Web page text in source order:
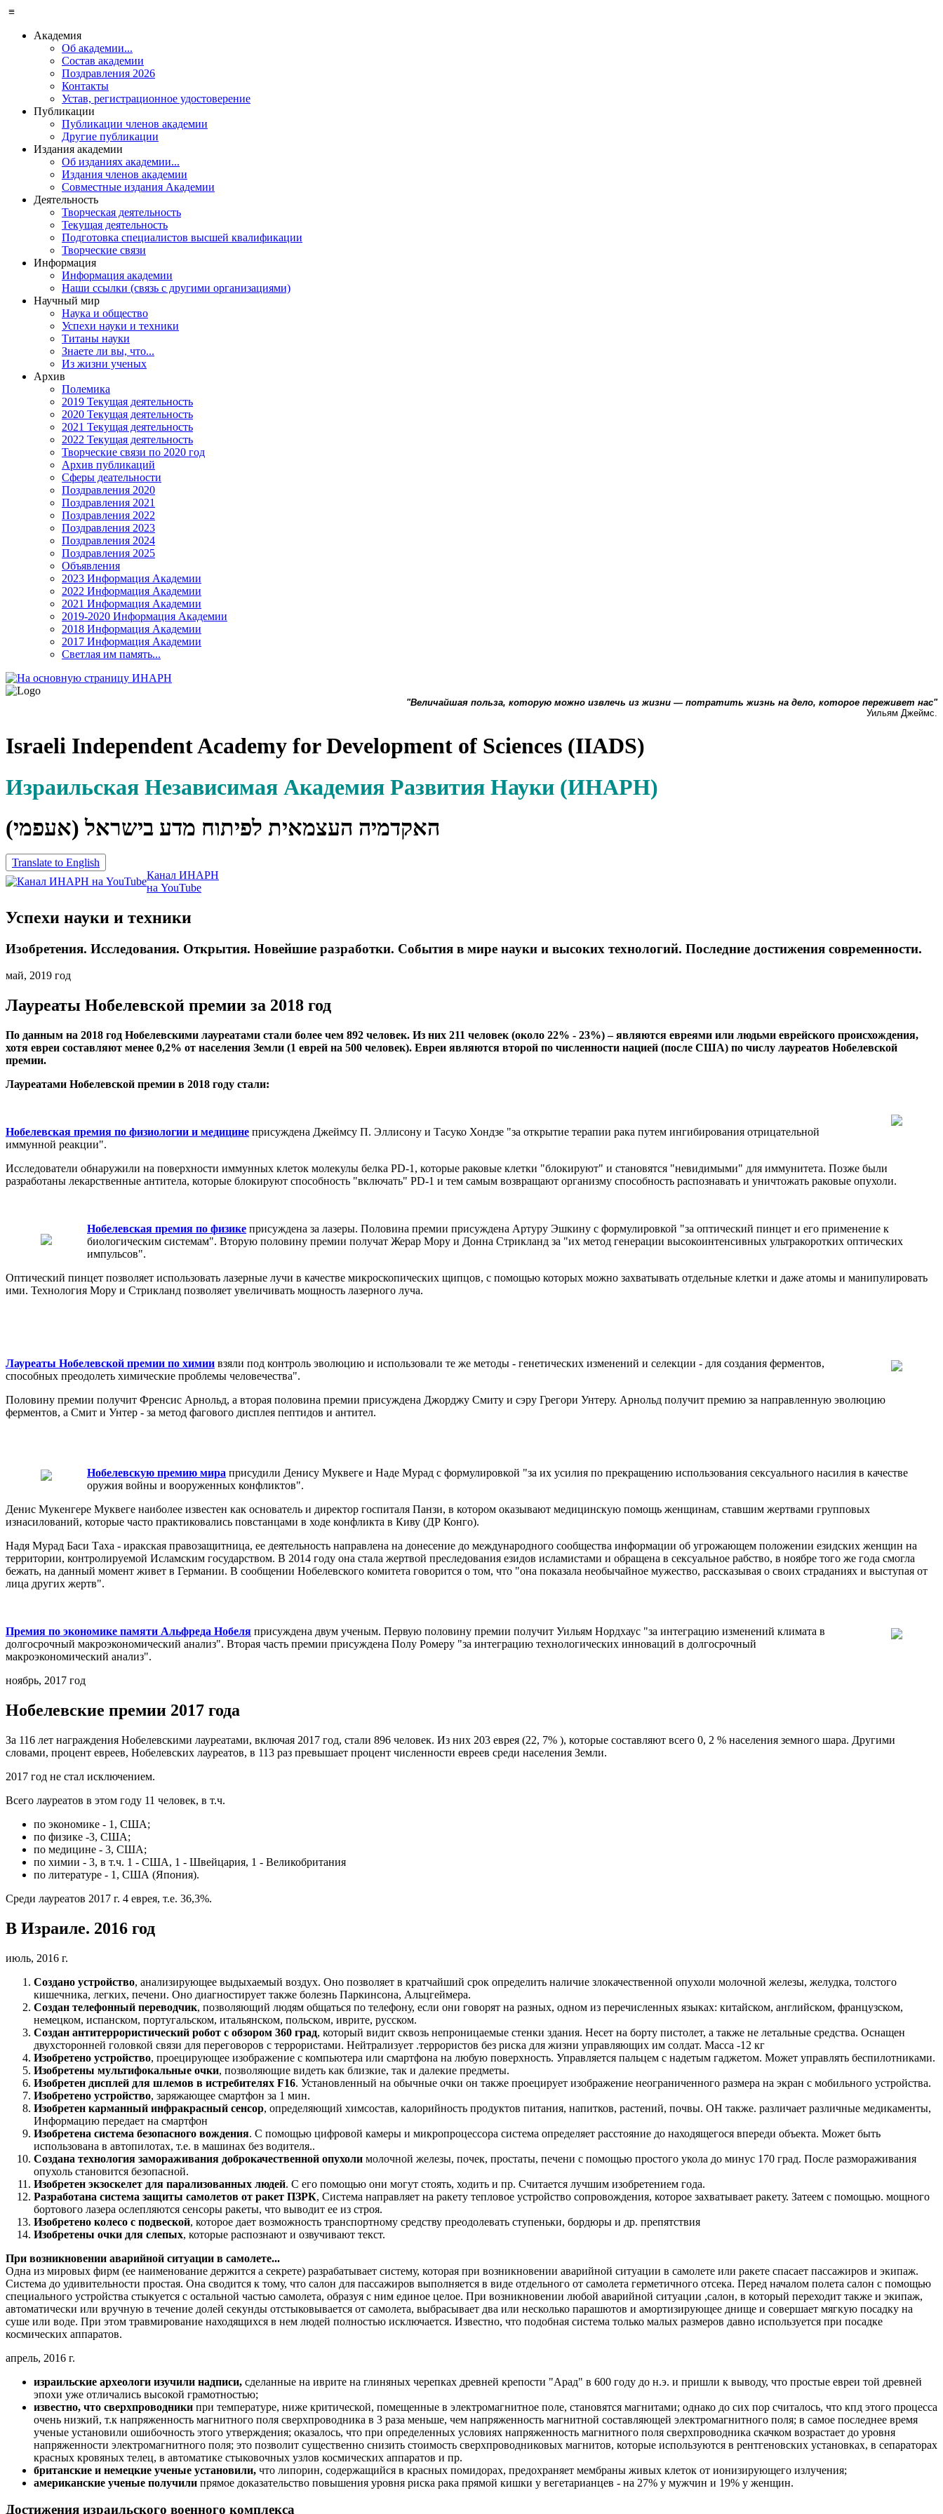
≡
Академия
Об академии...
Состав академии
Поздравления 2026
Контакты
Устав, регистрационное удостоверение
Публикации
Публикации членов академии
Другие публикации
Издания академии
Об изданиях академии...
Издания членов академии
Совместные издания Академии
Деятельность
Творческая деятельность
Текущая деятельность
Подготовка специалистов высшей квалификации
Творческие связи
Информация
Информация академии
Наши ссылки (связь с другими организациями)
Научный мир
Наука и общество
Успехи науки и техники
Титаны науки
Знаете ли вы, что...
Из жизни ученых
Архив
Полемика
2019 Текущая деятельность
2020 Текущая деятельность
2021 Текущая деятельность
2022 Текущая деятельность
Творческие связи по 2020 год
Архив публикаций
Сферы деательности
Поздравления 2020
Поздравления 2021
Поздравления 2022
Поздравления 2023
Поздравления 2024
Поздравления 2025
Объявления
2023 Информация Академии
2022 Информация Академии
2021 Информация Академии
2019-2020 Информация Академии
2018 Информация Академии
2017 Информация Академии
Светлая им память...
"Величайшая польза, которую можно извлечь из жизни — потратить жизнь на дело, которое переживет нас"
Уильям Джеймс.
Israeli Independent Academy for Development of Sciences (IIADS)
Израильская Независимая Академия Развития Науки (ИНАРН)
האקדמיה העצמאית לפיתוח מדע בישראל (אעפמי)
Translate to English
Канал ИНАРН
на YouTube
Успехи науки и техники
Изобретения. Исследования. Открытия. Новейшие разработки.​ События в мире науки и высоких технологий.​ Последние достижения современности.
май, 2019 год
Лауреаты Нобелевской премии за 2018 год
По данным на 2018 год Нобелевскими лауреатами стали более чем 892 человек. Из них 211 человек (около 22% - 23%) – являются евреями или людьми еврейского происхождения,
хотя евреи составляют менее 0,2% от населения Земли (1 еврей на 500 человек). Евреи являются второй по численности нацией (после США) по числу лауреатов Нобелевской
премии.
Лауреатами Нобелевской премии в 2018 году стали:
Нобелевская премия по физиологии и медицине присуждена Джеймсу П. Эллисону и Тасуко Хондзе "за открытие терапии рака путем ингибирования отрицательной
иммунной реакции".
Исследователи обнаружили на поверхности иммунных клеток молекулы белка PD-1, которые раковые клетки "блокируют" и становятся "невидимыми" для иммунитета. Позже были
разработаны лекарственные антитела, которые блокируют способность "включать" PD-1 и тем самым возвращают организму способность распознавать и уничтожать раковые опухоли.
Нобелевская премия по физике присуждена за лазеры. Половина премии присуждена Артуру Эшкину с формулировкой "за оптический пинцет и его применение к
биологическим системам". Вторую половину премии получат Жерар Мору и Донна Стрикланд за "их метод генерации высокоинтенсивных ультракоротких оптических
импульсов".
Оптический пинцет позволяет использовать лазерные лучи в качестве микроскопических щипцов, с помощью которых можно захватывать отдельные клетки и даже атомы и манипулировать
ими. Технология Мору и Стрикланд позволяет увеличивать мощность лазерного луча.
Лауреаты Нобелевской премии по химии взяли под контроль эволюцию и использовали те же методы - генетических изменений и селекции - для создания ферментов,
способных преодолеть химические проблемы человечества".
Половину премии получит Френсис Арнольд, а вторая половина премии присуждена Джорджу Смиту и сэру Грегори Унтеру. Арнольд получит премию за направленную эволюцию
ферментов, а Смит и Унтер - за метод фагового дисплея пептидов и антител.
Нобелевскую премию мира присудили Денису Муквеге и Наде Мурад с формулировкой "за их усилия по прекращению использования сексуального насилия в качестве
оружия войны и вооруженных конфликтов".
Денис Мукенгере Муквеге наиболее известен как основатель и директор госпиталя Панзи, в котором оказывают медицинскую помощь женщинам, ставшим жертвами групповых
изнасилований, которые часто практиковались повстанцами в ходе конфликта в Киву (ДР Конго).
Надя Мурад Баси Таха - иракская правозащитница, ее деятельность направлена на донесение до международного сообщества информации об угрожающем положении езидских женщин на
территории, контролируемой Исламским государством. В 2014 году она стала жертвой преследования езидов исламистами и обращена в сексуальное рабство, в ноябре того же года смогла
бежать, на данный момент живет в Германии. В сообщении Нобелевского комитета говорится о том, что "она показала необычайное мужество, рассказывая о своих страданиях и выступая от
лица других жертв".
Премия по экономике памяти Альфреда Нобеля присуждена двум ученым. Первую половину премии получит Уильям Нордхаус "за интеграцию изменений климата в
долгосрочный макроэкономический анализ". Вторая часть премии присуждена Полу Ромеру "за интеграцию технологических инноваций в долгосрочный
макроэкономический анализ".
ноябрь, 2017 год
Нобелевские премии 2017 года
За 116 лет награждения Нобелевскими лауреатами, включая 2017 год, стали 896 человек. Из них 203 еврея (22, 7% ), которые составляют всего 0, 2 % населения земного шара. Другими
словами, процент евреев, Нобелевских лауреатов, в 113 раз превышает процент численности евреев среди населения Земли.
2017 год не стал исключением.
Всего лауреатов в этом году 11 человек, в т.ч.
по экономике - 1, США;
по физике -3, США;
по медицине - 3, США;
по химии - 3, в т.ч. 1 - США, 1 - Швейцария, 1 - Великобритания
по литературе - 1, США (Япония).
Среди лауреатов 2017 г. 4 еврея, т.е. 36,3%.
В Израиле. 2016 год
июль, 2016 г.
Создано устройство, анализирующее выдыхаемый воздух. Оно позволяет в кратчайший срок определить наличие злокачественной опухоли молочной железы, желудка, толстого
кишечника, легких, печени. Оно диагностирует также болезнь Паркинсона, Альцгеймера.
Создан телефонный переводчик, позволяющий людям общаться по телефону, если они говорят на разных, одном из перечисленных языках: китайском, английском, французском,
немецком, испанском, португальском, итальянском, польском, иврите, русском.
Создан антитеррористический робот с обзором 360 град, который видит сквозь непроницаемые стенки здания. Несет на борту пистолет, а также не летальные средства. Оснащен
двухсторонней головкой связи для переговоров с террористами. Нейтрализует .террористов без риска для жизни управляющих им солдат. Масса -12 кг
Изобретено устройство, проецирующее изображение с компьютера или смартфона на любую поверхность. Управляется пальцем с надетым гаджетом. Может управлять беспилотниками.
Изобретены мультифокальные очки, позволяющие видеть как близкие, так и далекие предметы.
Изобретен дисплей для шлемов в истребителях F16. Установленный на обычные очки он также проецирует изображение неограниченного размера на экран с мобильного устройства.
Изобретено устройство, заряжающее смартфон за 1 мин.
Изобретен карманный инфракрасный сенсор, определяющий химсостав, калорийность продуктов питания, напитков, растений, почвы. ОН также. различает различные медикаменты,
Информацию передает на смартфон
Изобретена система безопасного вождения. С помощью цифровой камеры и микропроцессора система определяет расстояние до находящегося впереди объекта. Может быть
использована в автопилотах, т.е. в машинах без водителя..
Создана технология замораживания доброкачественной опухоли молочной железы, почек, простаты, печени с помощью простого укола до минус 170 град. После размораживания
опухоль становится безопасной.
Изобретен экзоскелет для парализованных людей. С его помощью они могут стоять, ходить и пр. Считается лучшим изобретением года.
Разработана система защиты самолетов от ракет ПЗРК, Система направляет на ракету тепловое устройство сопровождения, которое захватывает ракету. Затеем с помощью. мощного
бортового лазера ослепляются сенсоры ракеты, что выводит ее из строя.
Изобретено колесо с подвеской, которое дает возможность транспортному средству преодолевать ступеньки, бордюры и др. препятствия
Изобретены очки для слепых, которые распознают и озвучивают текст.
При возникновении аварийной ситуации в самолете...
Одна из мировых фирм (ее наименование держится а секрете) разрабатывает систему, которая при возникновении аварийной ситуации в самолете или ракете спасает пассажиров и экипаж.
Система до удивительности простая. Она сводится к тому, что салон для пассажиров выполняется в виде отдельного от самолета герметичного отсека. Перед началом полета салон с помощью
специального устройства стыкуется с остальной частью самолета, образуя с ним единое целое. При возникновении любой аварийной ситуации ,салон, в который переходит также и экипаж,
автоматически или вручную в течение долей секунды отстыковывается от самолета, выбрасывает два или несколько парашютов и амортизирующее днище и совершает мягкую посадку на
суше или воде. При этом травмирование находящихся в нем людей полностью исключается. Известно, что подобная система только малых размеров давно используется при посадке
космических аппаратов.
апрель, 2016 г.
израильские археологи изучили надписи, сделанные на иврите на глиняных черепках древней крепости "Арад" в 600 году до н.э. и пришли к выводу, что простые евреи той древней
эпохи уже отличались высокой грамотностью;
известно, что сверхпроводники при температуре, ниже критической, помещенные в электромагнитное поле, становятся магнитами; однако до сих пор считалось, что кпд этого процесса
очень низкий, т.к напряженность магнитного поля сверхпроводника в 3 раза меньше, чем напряженность магнитной составляющей электромагнитного поля; в самое последнее время
ученые установили ошибочность этого утверждения; оказалось, что при определенных условиях напряженность магнитного поля сверхпроводника скачком возрастает до уровня
напряженности электромагнитного поля; это позволит существенно снизить стоимость сверхпроводниковых магнитов, которые используются в рентгеновских установках, в сепараторах
красных кровяных телец, в автоматике стыковочных узлов космических аппаратов и пр.
британские и немецкие ученые установили, что липорин, содержащийся в красных помидорах, предохраняет мембраны живых клеток от ионизирующего излучения;
американские ученые получили прямое доказательство повышения уровня риска рака прямой кишки у вегетарианцев - на 27% у мужчин и 19% у женщин.
Достижения израильского военного комплекса